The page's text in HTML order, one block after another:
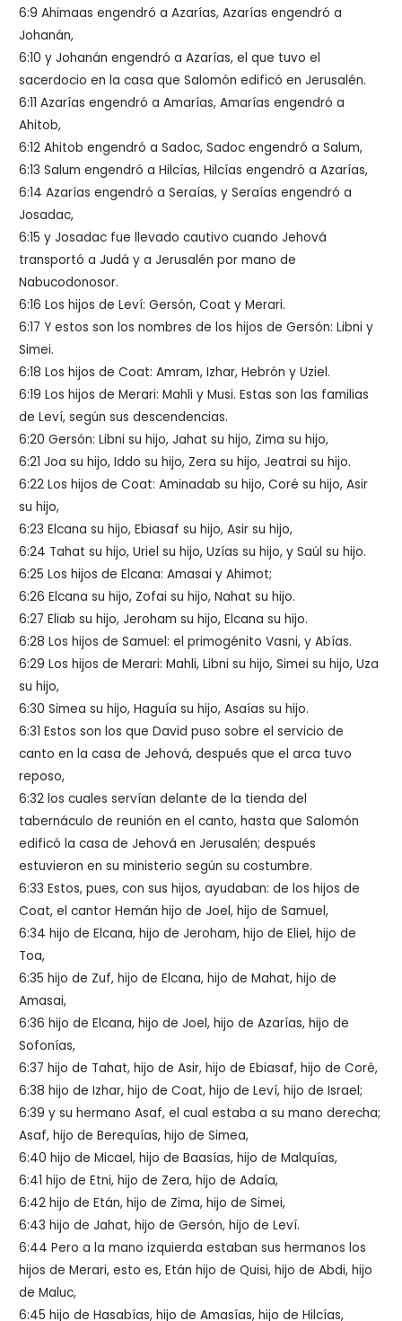
6:9 Ahimaas engendró a Azarías, Azarías engendró a
Johanán,
6:10 y Johanán engendró a Azarías, el que tuvo el
sacerdocio en la casa que Salomón edificó en Jerusalén.
6:11 Azarías engendró a Amarías, Amarías engendró a
Ahitob,
6:12 Ahitob engendró a Sadoc, Sadoc engendró a Salum,
6:13 Salum engendró a Hilcías, Hilcías engendró a Azarías,
6:14 Azarías engendró a Seraías, y Seraías engendró a
Josadac,
6:15 y Josadac fue llevado cautivo cuando Jehová
transportó a Judá y a Jerusalén por mano de
Nabucodonosor.
6:16 Los hijos de Leví: Gersón, Coat y Merari.
6:17 Y estos son los nombres de los hijos de Gersón: Libni y
Simei.
6:18 Los hijos de Coat: Amram, Izhar, Hebrón y Uziel.
6:19 Los hijos de Merari: Mahli y Musi. Estas son las familias
de Leví, según sus descendencias.
6:20 Gersón: Libni su hijo, Jahat su hijo, Zima su hijo,
6:21 Joa su hijo, Iddo su hijo, Zera su hijo, Jeatrai su hijo.
6:22 Los hijos de Coat: Aminadab su hijo, Coré su hijo, Asir
su hijo,
6:23 Elcana su hijo, Ebiasaf su hijo, Asir su hijo,
6:24 Tahat su hijo, Uriel su hijo, Uzías su hijo, y Saúl su hijo.
6:25 Los hijos de Elcana: Amasai y Ahimot;
6:26 Elcana su hijo, Zofai su hijo, Nahat su hijo.
6:27 Eliab su hijo, Jeroham su hijo, Elcana su hijo.
6:28 Los hijos de Samuel: el primogénito Vasni, y Abías.
6:29 Los hijos de Merari: Mahli, Libni su hijo, Simei su hijo, Uza
su hijo,
6:30 Simea su hijo, Haguía su hijo, Asaías su hijo.
6:31 Estos son los que David puso sobre el servicio de
canto en la casa de Jehová, después que el arca tuvo
reposo,
6:32 los cuales servían delante de la tienda del
tabernáculo de reunión en el canto, hasta que Salomón
edificó la casa de Jehová en Jerusalén; después
estuvieron en su ministerio según su costumbre.
6:33 Estos, pues, con sus hijos, ayudaban: de los hijos de
Coat, el cantor Hemán hijo de Joel, hijo de Samuel,
6:34 hijo de Elcana, hijo de Jeroham, hijo de Eliel, hijo de
Toa,
6:35 hijo de Zuf, hijo de Elcana, hijo de Mahat, hijo de
Amasai,
6:36 hijo de Elcana, hijo de Joel, hijo de Azarías, hijo de
Sofonías,
6:37 hijo de Tahat, hijo de Asir, hijo de Ebiasaf, hijo de Coré,
6:38 hijo de Izhar, hijo de Coat, hijo de Leví, hijo de Israel;
6:39 y su hermano Asaf, el cual estaba a su mano derecha;
Asaf, hijo de Berequías, hijo de Simea,
6:40 hijo de Micael, hijo de Baasías, hijo de Malquías,
6:41 hijo de Etni, hijo de Zera, hijo de Adaía,
6:42 hijo de Etán, hijo de Zima, hijo de Simei,
6:43 hijo de Jahat, hijo de Gersón, hijo de Leví.
6:44 Pero a la mano izquierda estaban sus hermanos los
hijos de Merari, esto es, Etán hijo de Quisi, hijo de Abdi, hijo
de Maluc,
6:45 hijo de Hasabías, hijo de Amasías, hijo de Hilcías,